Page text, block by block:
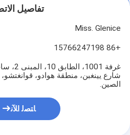
تفاصيل
Miss. Glenice
+86 15766247198
شارع يينغبن، منطقة هوادو،
الصين.
ﺎﺘﺼﻟ ﺍﻶﻧ